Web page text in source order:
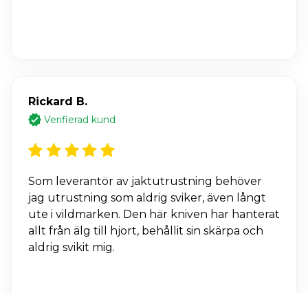
Rickard B.
Verifierad kund
Som leverantör av jaktutrustning behöver
jag utrustning som aldrig sviker, även långt
ute i vildmarken. Den här kniven har hanterat
allt från älg till hjort, behållit sin skärpa och
aldrig svikit mig.